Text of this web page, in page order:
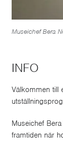
Museichef Bera
INFO
Välkommen till
Museichef
framtiden när